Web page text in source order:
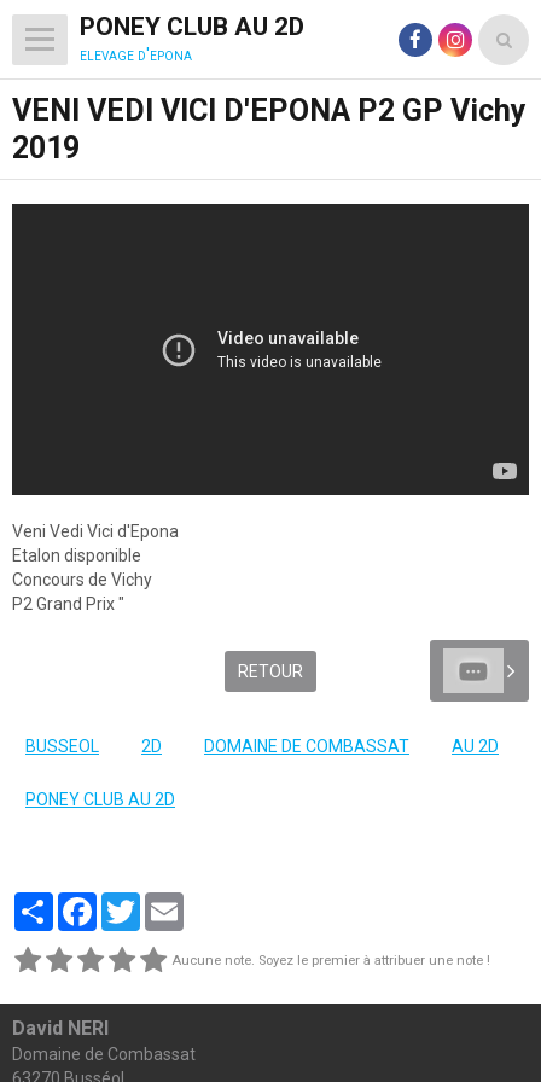
PONEY CLUB AU 2D
elevage d'epona
VENI VEDI VICI D'EPONA P2 GP Vichy
2019
Veni Vedi Vici d'Epona
Etalon disponible
Concours de Vichy
P2 Grand Prix "
RETOUR
BUSSEOL 2D DOMAINE DE COMBASSAT AU 2D
PONEY CLUB AU 2D
PartagerFacebook
Twitter
Aucune note. Soyez le premier à attribuer une note !
David NERI
Domaine de Combassat